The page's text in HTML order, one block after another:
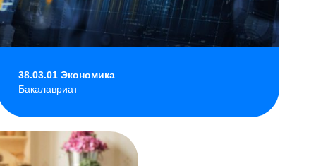
38.03.01 Экономика
Бакалавриат